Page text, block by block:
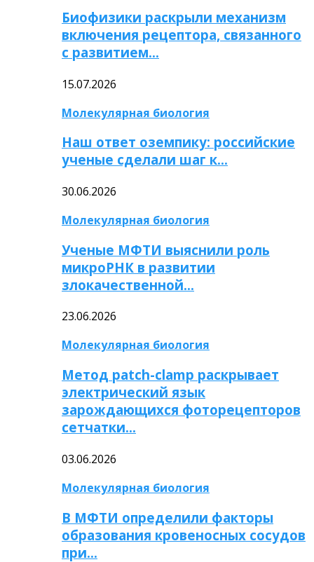
Биофизики раскрыли механизм
включения рецептора, связанного
с развитием…
15.07.2026
Молекулярная биология
Наш ответ оземпику: российские
ученые сделали шаг к…
30.06.2026
Молекулярная биология
Ученые МФТИ выяснили роль
микроРНК в развитии
злокачественной…
23.06.2026
Молекулярная биология
Метод patch-clamp раскрывает
электрический язык
зарождающихся фоторецепторов
сетчатки…
03.06.2026
Молекулярная биология
В МФТИ определили факторы
образования кровеносных сосудов
при…